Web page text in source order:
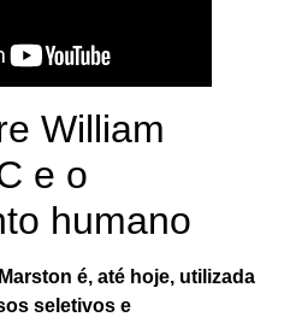
William
e o
humano
é, até hoje, utilizada
seletivos e